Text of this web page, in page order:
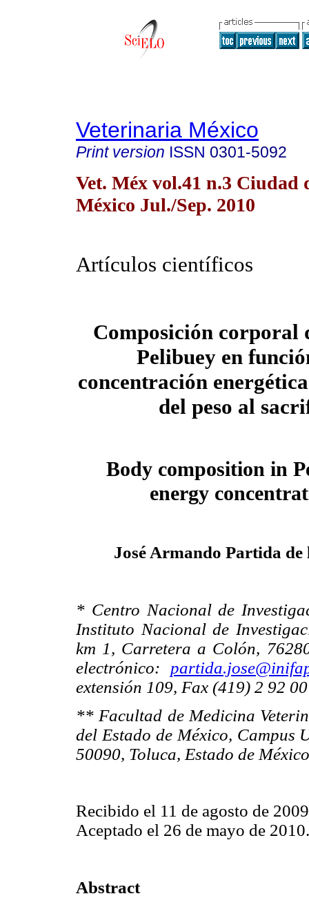
Veterinaria México
Print version ISSN 0301-5092
Vet. Méx vol.41 n.3 Ciudad
México Jul./Sep. 2010
Artículos científicos
Composición corporal
Pelibuey en
concentración
del peso al
Body composition in
energy
José Armando Partida
* Centro Nacional de
Instituto Nacional de
km 1, Carretera a Colón,
electrónico:
extensión 109, Fax (419) 2 92
** Facultad de Medicina
del Estado de México,
50090, Toluca, Estado de
Recibido el 11 de agosto de
Aceptado el 26 de mayo de 2010.
Abstract